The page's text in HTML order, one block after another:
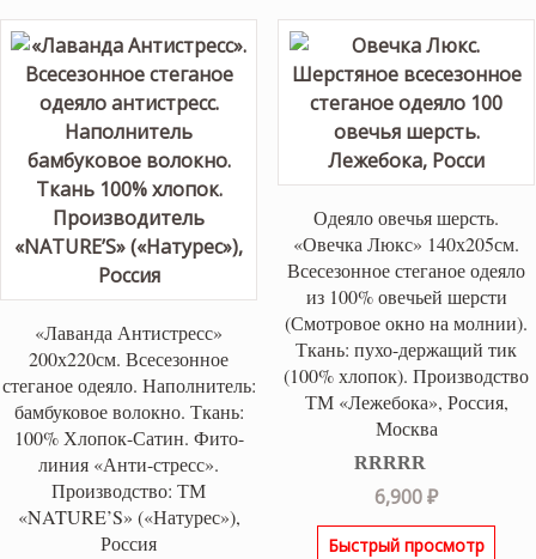
«Лаванда Антистресс»
200х220см. Всесезонное
стеганое одеяло. Наполнитель:
бамбуковое волокно. Ткань:
100% Хлопок-Сатин. Фито-
линия «Анти-стресс».
Производство: ТМ
«NATURE’S» («Натурес»),
Россия
Одеяло овечья шерсть.
«Овечка Люкс» 140х205см.
Всесезонное стеганое одеяло
из 100% овечьей шерсти
(Смотровое окно на молнии).
Ткань: пухо-держащий тик
(100% хлопок). Производство
ТМ «Лежебока», Россия,
Москва
Оценка 5.00
из 5
6,900₽
Быстрый просмотр